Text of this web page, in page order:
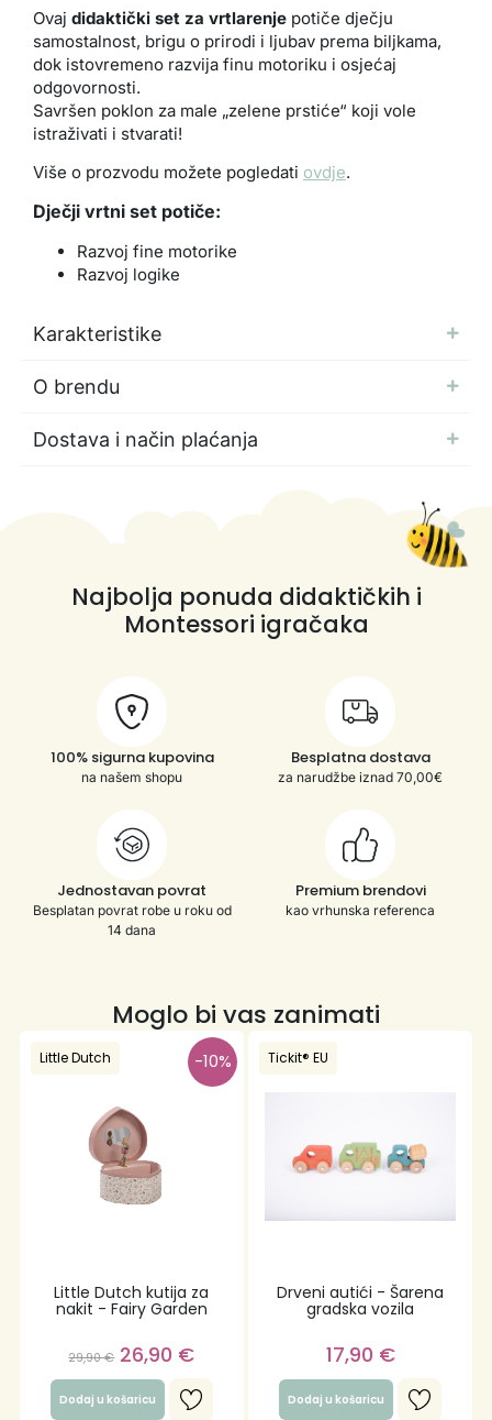
Ovaj didaktički set za vrtlarenjepotiče dječju
samostalnost, brigu o prirodi i ljubav prema biljkama,
dok istovremeno razvija finu motoriku i osjećaj
odgovornosti.
Savršen poklon za male „zelene prstiće“ koji vole
istraživati i stvarati!
Više o prozvodu možete pogledati ovdje.
Dječji vrtni set potiče:
Razvoj fine motorike
Razvoj logike
Karakteristike
O brendu
Dostava i način plaćanja
Najbolja ponuda didaktičkih i
Montessori igračaka
100% sigurna kupovina
na našem shopu
Besplatna dostava
za narudžbe iznad 70,00€
Jednostavan povrat
Besplatan povrat robe u roku od
14 dana
Premium brendovi
kao vrhunska referenca
Moglo bi vas zanimati
Little Dutch kutija za
nakit - Fairy Garden
Little Dutch
29,90€ 26,90 €
Dodaj u košaricu
-10%
Drveni autići - Šarena
gradska vozila
Tickit® EU
17,90 €
Dodaj u košaricu